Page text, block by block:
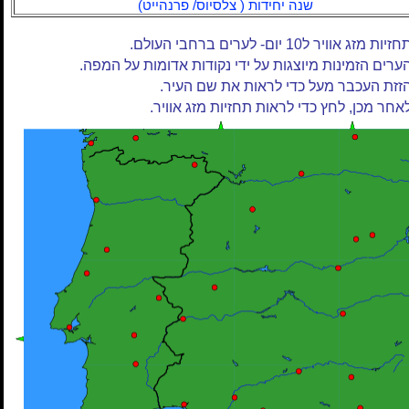
שנה יחידות ( צלסיוס/ פרנהייט)
מזג אוויר ל10 יום- לערים ברחבי העולם.
הזמינות מיוצגות על ידי נקודות אדומות על המפה.
העכבר מעל כדי לראות את שם העיר.
מכן, לחץ כדי לראות תחזיות מזג אוויר.